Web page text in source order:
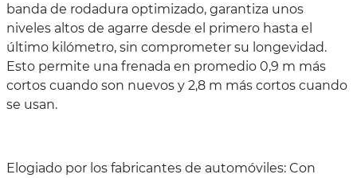
banda de rodadura optimizado, garantiza unos
niveles altos de agarre desde el primero hasta el
último kilómetro, sin comprometer su longevidad.
Esto permite una frenada en promedio 0,9 m más
cortos cuando son nuevos y 2,8 m más cortos cuando
se usan.
Elogiado por los fabricantes de automóviles: Con